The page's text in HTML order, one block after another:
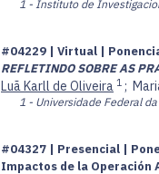
1 - Instituto de
#04229 | Virtual |
REFLETINDO SOBRE AS
Luã Karll de Oliveira 1 ;
1 - Universidade Federal
#04327 | Presencial |
Impactos de la Operación